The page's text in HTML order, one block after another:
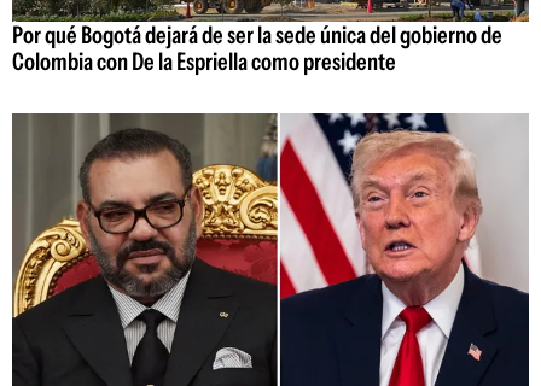
Por qué Bogotá dejará de ser la sede única del gobierno de
Colombia con De la Espriella como presidente